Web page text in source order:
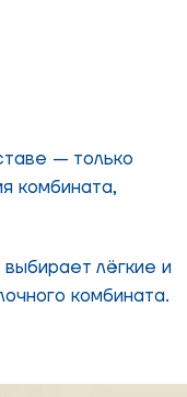
— только
комбината,
лёгкие и
комбината.